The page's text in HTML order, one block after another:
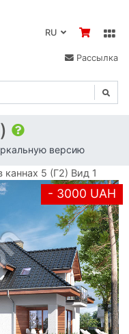
Рассылка
версию
5 (Г2) Вид 1
- 3000 UAH